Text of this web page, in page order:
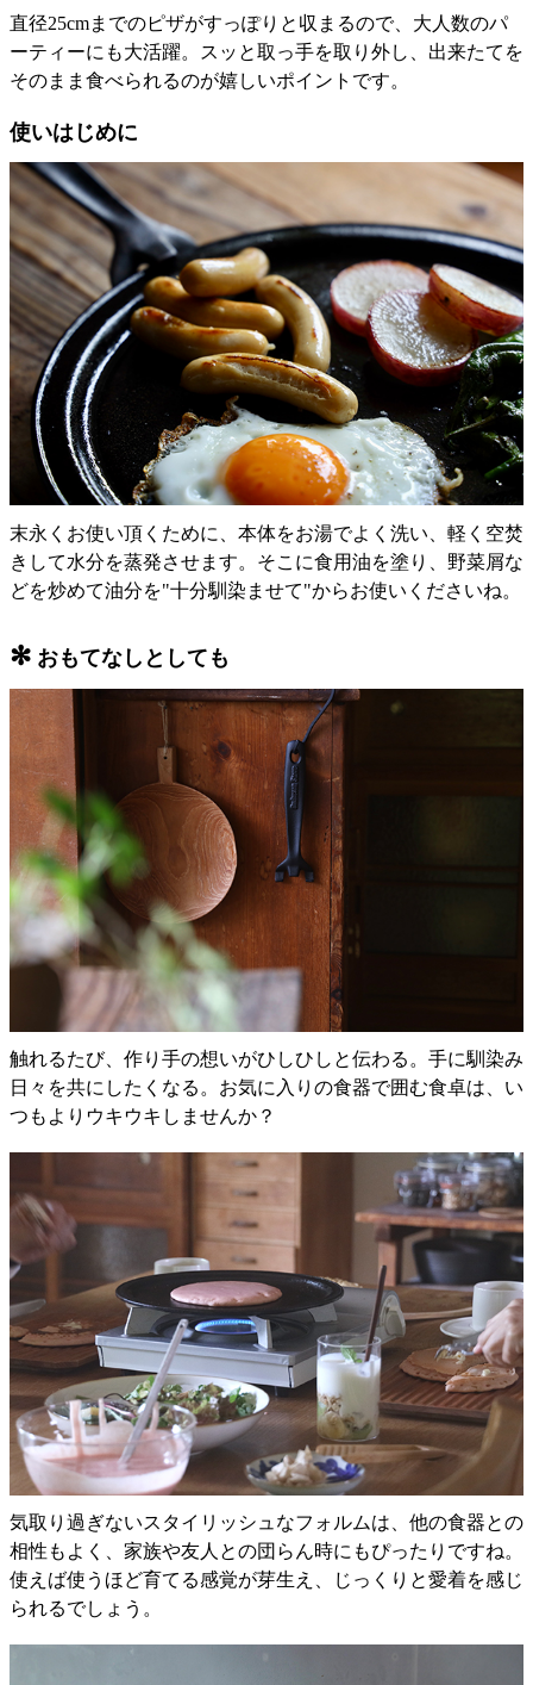
直径25cmまでのピザがすっぽりと収まるので、大人数のパ
ーティーにも大活躍。スッと取っ手を取り外し、出来たてを
そのまま食べられるのが嬉しいポイントです。
使いはじめに
末永くお使い頂くために、本体をお湯でよく洗い、軽く空焚
きして水分を蒸発させます。そこに食用油を塗り、野菜屑な
どを炒めて油分を"十分馴染ませて"からお使いくださいね。
✻ おもてなしとしても
触れるたび、作り手の想いがひしひしと伝わる。手に馴染み
日々を共にしたくなる。お気に入りの食器で囲む食卓は、い
つもよりウキウキしませんか？
気取り過ぎないスタイリッシュなフォルムは、他の食器との
相性もよく、家族や友人との団らん時にもぴったりですね。
使えば使うほど育てる感覚が芽生え、じっくりと愛着を感じ
られるでしょう。